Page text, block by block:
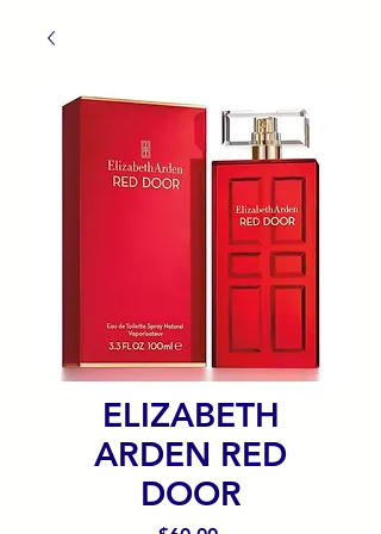
ELIZABETH
ARDEN RED
DOOR